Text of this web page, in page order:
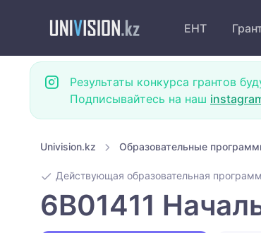
ЕНТ
Результаты конкурса грантов
Подписывайтесь на наш
Univision.kz Образовательные
Действующая образовательная
6B01411